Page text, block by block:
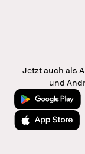
Jetzt auch als
und
Jetzt bei Google
Laden im App